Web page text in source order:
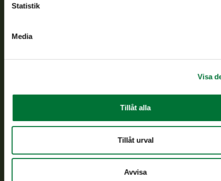
Statistik
Media
Visa
Tillåt alla
Tillåt urval
Avvisa
jaktvårdsföreningarnas verksamhet, ser till att viltpolitiken
asiakaspalvelu@riista.fi